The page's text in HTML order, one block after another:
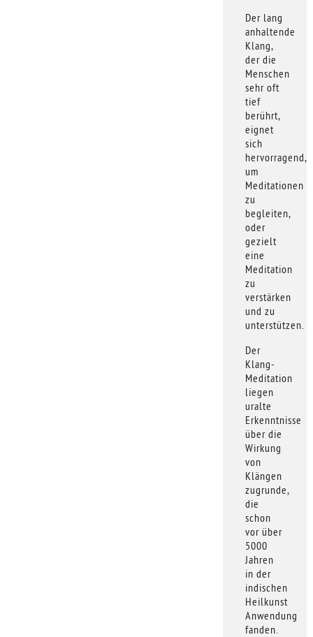
Der lang
anhaltende
Klang,
der die
Menschen
sehr oft
tief
berührt,
eignet
sich
hervorragend,
um
Meditationen
zu
begleiten,
oder
gezielt
eine
Meditation
zu
verstärken
und zu
unterstützen.
Der
Klang-
Meditation
liegen
uralte
Erkenntnisse
über die
Wirkung
von
Klängen
zugrunde,
die
schon
vor über
5000
Jahren
in der
indischen
Heilkunst
Anwendung
fanden.